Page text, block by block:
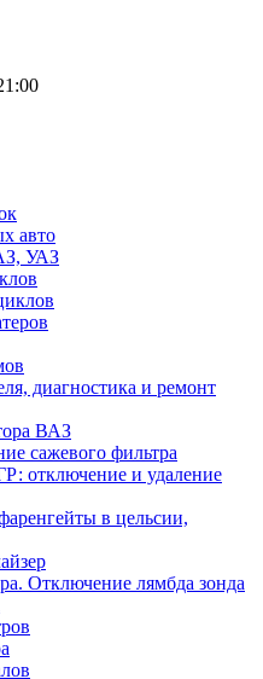
авто
УАЗ
диагностика и ремонт
ВАЗ
сажевого фильтра
отключение и удаление
в цельсии,
Отключение лямбда зонда